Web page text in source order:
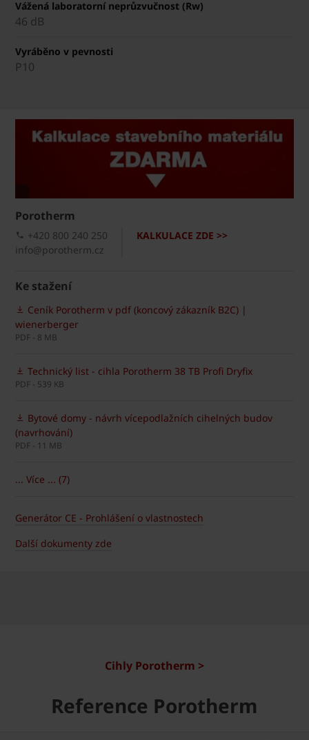
Vážená laboratorní neprůzvučnost (Rw)
46 dB
Vyráběno v pevnosti
P10
Porotherm
KALKULACE ZDE >>
+420 800 240 250
info@porotherm.cz
Ke stažení
Ceník Porotherm v pdf (koncový zákazník B2C) |
wienerberger
PDF - 8 MB
Technický list - cihla Porotherm 38 TB Profi Dryfix
PDF - 539 KB
Bytové domy - návrh vícepodlažních cihelných budov
(navrhování)
PDF - 11 MB
... Více ... (7)
Generátor CE - Prohlášení o vlastnostech
Další dokumenty zde
Cihly Porotherm >
Reference Porotherm